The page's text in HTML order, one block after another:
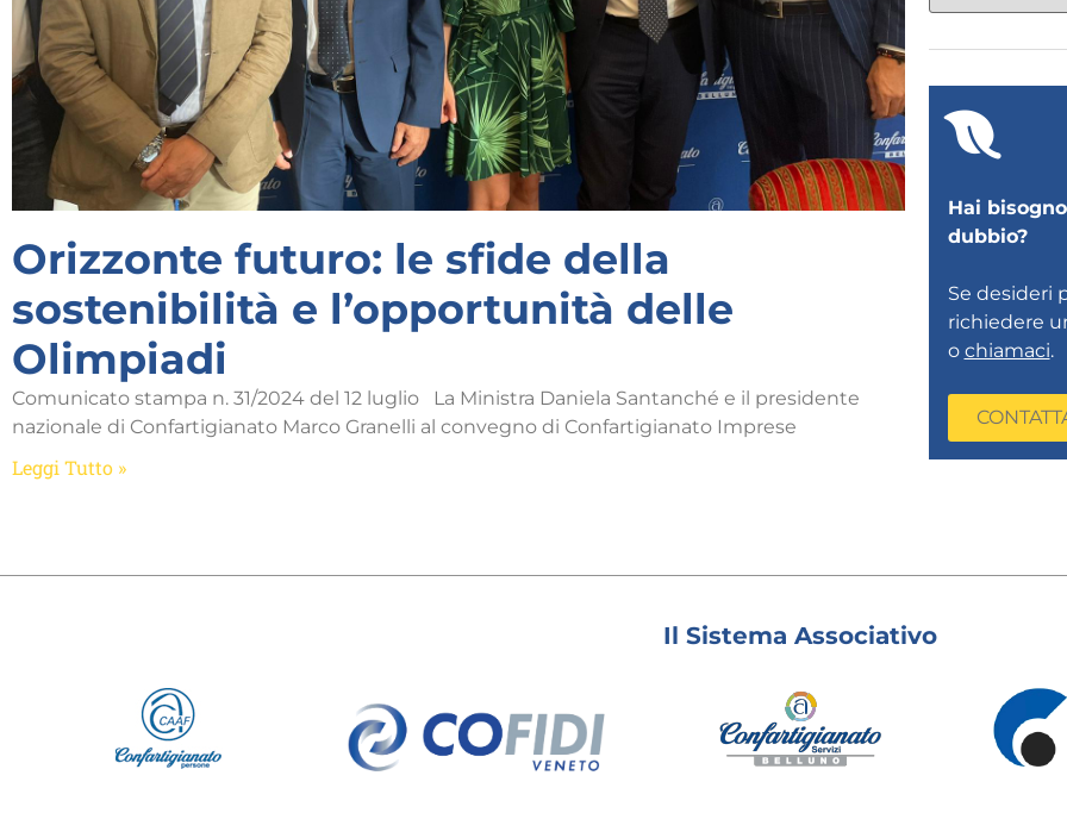
Orizzonte futuro: le sfide della
sostenibilità e l’opportunità delle
Olimpiadi
Comunicato stampa n. 31/2024 del 12 luglio La Ministra Daniela Santanché e il presidente
nazionale di Confartigianato Marco Granelli al convegno di Confartigianato Imprese
Leggi Tutto »
Hai
dubbio?
Se desideri
richiedere
o chiamaci.
Il Sistema Associativo